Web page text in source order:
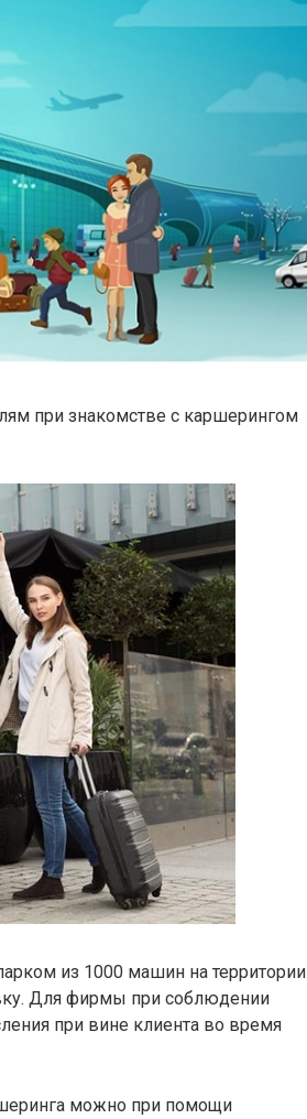
при знакомстве с каршерингом
из 1000 машин на территории
Для фирмы при соблюдении
при вине клиента во время
можно при помощи